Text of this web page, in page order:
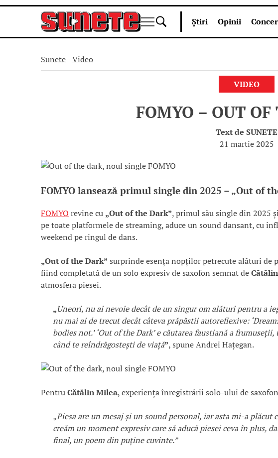
content
Știri Opinii
Sunete-Video
VIDEO
FOMYO – OUT
Text de SUNETE
21 martie 2025
FOMYO lansează primul single din 2025 – „Out of
FOMYO revine cu „Out of the Dark”, primul său single din 2025
pe toate platformele de streaming, aduce un sound dansant, cu
weekend pe ringul de dans.
„Out of the Dark” surprinde esența nopților petrecute alături
fiind completată de un solo expresiv de saxofon semnat de
atmosfera piesei.
„Uneori, nu ai nevoie decât de un singur om alături pentru a
nu mai ai de trecut decât câteva prăpăstii autoreflexive:
bodies not.’ ‘Out of the Dark’ e căutarea faustiană a
când te reîndrăgostești de viață”, spune Andrei Hațegan.
PentruCătălin Milea, experiența înregistrării solo-ului de
„Piesa are un mesaj și un sound personal, iar asta mi-a plăcut
creăm un moment expresiv care să aducă piesei ceva în plus,
final, un poem din puține cuvinte.”